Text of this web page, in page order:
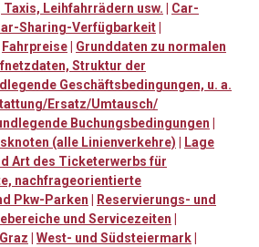
Leihfahrrädern usw.
Car-
Sharing-Verfügbarkeit
Fahrpreise
Grunddaten zu normalen
Struktur der
Geschäftsbedingungen, u. a.
Ersatz/Umtausch/
Buchungsbedingungen
(alle Linienverkehre)
Lage
Art des Ticketerwerbs für
nachfrageorientierte
Pkw-Parken
Reservierungs- und
und Servicezeiten
Graz West- und Südsteiermark